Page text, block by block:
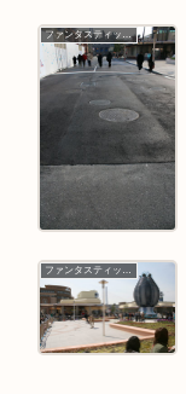
ファンタスティック・ワールド
ファンタスティック・ワールド